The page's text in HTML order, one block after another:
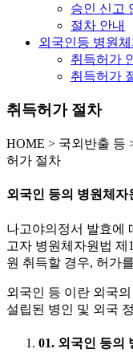
승인 신고
절차 안내
외국인등 병원
취득허가
취득허가
취득허가 절차
HOME > 국외반출 등
허가 절차
외국인 등의 병원체자
나고야의정서 발효에
고자 병원체자원법
원 취득할 경우, 허가
외국인 등 이란 외국
설립된 병인 및 외국
01. 외국인 등의